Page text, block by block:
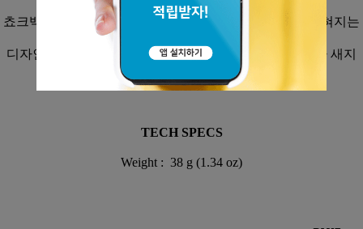
쵸크백에서 새어나오는 쵸크 가루로 가방과 의류가 더럽혀지는
것을 방지하기 위해
디자인된 주머니로 롤 탑 방식의 입구는 밀봉되어 쵸크가 새지
TECH SPECS
Weight : 38 g (1.34 oz)